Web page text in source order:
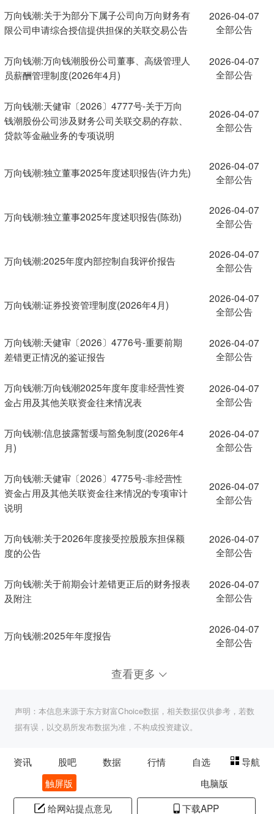
万向钱潮:关于为部分下属子公司向万向财务有
限公司申请综合授信提供担保的关联交易公告
2026-04-07
全部公告
万向钱潮:万向钱潮股份公司董事、高级管理人
员薪酬管理制度(2026年4月)
2026-04-07
全部公告
万向钱潮:天健审〔2026〕4777号-关于万向
钱潮股份公司涉及财务公司关联交易的存款、
贷款等金融业务的专项说明
2026-04-07
全部公告
万向钱潮:独立董事2025年度述职报告(许力先)
2026-04-07
全部公告
万向钱潮:独立董事2025年度述职报告(陈劲)
2026-04-07
全部公告
万向钱潮:2025年度内部控制自我评价报告
2026-04-07
全部公告
万向钱潮:证券投资管理制度(2026年4月)
2026-04-07
全部公告
万向钱潮:天健审〔2026〕4776号-重要前期
差错更正情况的鉴证报告
2026-04-07
全部公告
万向钱潮:万向钱潮2025年度年度非经营性资
金占用及其他关联资金往来情况表
2026-04-07
全部公告
万向钱潮:信息披露暂缓与豁免制度(2026年4
月)
2026-04-07
全部公告
万向钱潮:天健审〔2026〕4775号-非经营性
资金占用及其他关联资金往来情况的专项审计
说明
2026-04-07
全部公告
万向钱潮:关于2026年度接受控股股东担保额
度的公告
2026-04-07
全部公告
万向钱潮:关于前期会计差错更正后的财务报表
及附注
2026-04-07
全部公告
万向钱潮:2025年年度报告
2026-04-07
全部公告
查看更多
声明：本信息来源于东方财富Choice数据，相关数据仅供参考，若数
据有误，以交易所发布数据为准，不构成投资建议。
资讯 股吧 数据 行情 自选
导航
触屏版
电脑版
给网站提点意见
下载APP